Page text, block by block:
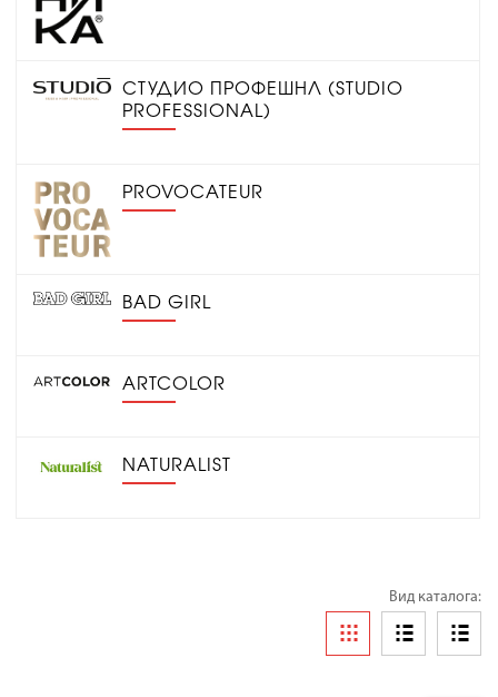
СТУДИО ПРОФЕШНЛ (STUDIO
PROFESSIONAL)
PROVOCATEUR
BAD GIRL
ARTCOLOR
NATURALIST
Вид каталога: